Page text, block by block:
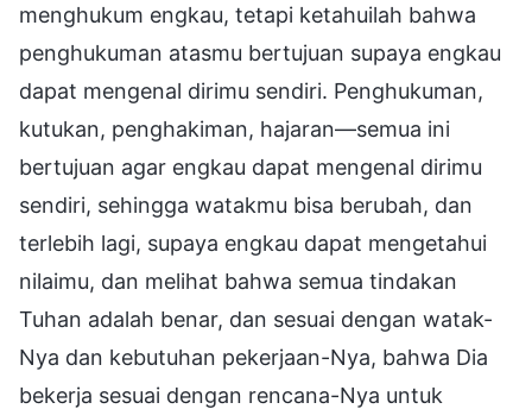
menghukum engkau, tetapi ketahuilah bahwa
penghukuman atasmu bertujuan supaya engkau
dapat mengenal dirimu sendiri. Penghukuman,
kutukan, penghakiman, hajaran—semua ini
bertujuan agar engkau dapat mengenal dirimu
sendiri, sehingga watakmu bisa berubah, dan
terlebih lagi, supaya engkau dapat mengetahui
nilaimu, dan melihat bahwa semua tindakan
Tuhan adalah benar, dan sesuai dengan watak-
Nya dan kebutuhan pekerjaan-Nya, bahwa Dia
bekerja sesuai dengan rencana-Nya untuk